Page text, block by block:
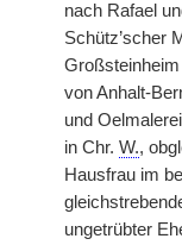
nach Rafael
Schütz’scher
von Anhalt-
und
in Chr. W.,
Hausfrau im
ungetrübter